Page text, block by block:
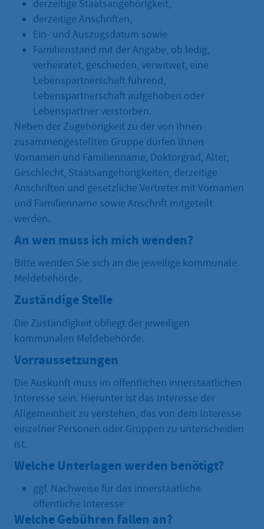
derzeitige Staatsangehörigkeit,
derzeitige Anschriften,
Ein- und Auszugsdatum sowie
Familienstand mit der Angabe, ob ledig,
verheiratet, geschieden, verwitwet, eine
Lebenspartnerschaft führend,
Lebenspartnerschaft aufgehoben oder
Lebenspartner verstorben.
Neben der Zugehörigkeit zu der von Ihnen
zusammengestellten Gruppe dürfen Ihnen
Vornamen und Familienname, Doktorgrad, Alter,
Geschlecht, Staatsangehörigkeiten, derzeitige
Anschriften und gesetzliche Vertreter mit Vornamen
und Familienname sowie Anschrift mitgeteilt
werden.
An wen muss ich mich wenden?
Bitte wenden Sie sich an die jeweilige kommunale
Meldebehörde.
Zuständige Stelle
Die Zuständigkeit obliegt der jeweiligen
kommunalen Meldebehörde.
Vorraussetzungen
Die Auskunft muss im öffentlichen innerstaatlichen
Interesse sein. Hierunter ist das Interesse der
Allgemeinheit zu verstehen, das von dem Interesse
einzelner Personen oder Gruppen zu unterscheiden
ist.
Welche Unterlagen werden benötigt?
ggf. Nachweise für das innerstaatliche
öffentliche Interesse
Welche Gebühren fallen an?